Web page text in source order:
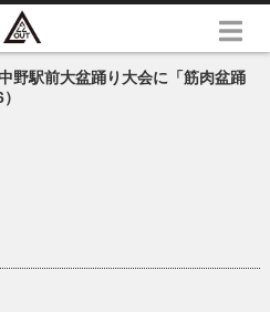
野駅前大盆踊り大会に「筋肉盆踊